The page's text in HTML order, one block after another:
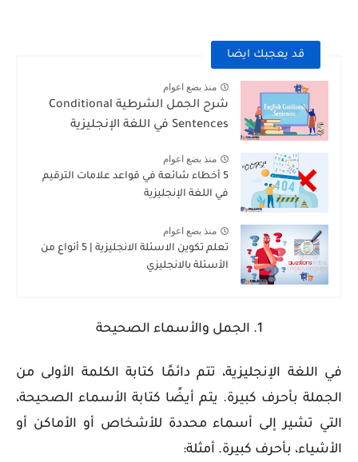
قد يعجبك ايضا
منذ بضع اعوام
شرح الجمل الشرطية Conditional
Sentences في اللغة الإنجليزية
منذ بضع اعوام
5 أخطاء شائعة في قواعد علامات الترقيم
في اللغة الإنجليزية
منذ بضع اعوام
تعلم تكوين الاسئلة الانجليزية | 5 أنواع من
الأسئلة بالانجليزي
1. الجمل والأسماء الصحيحة
في اللغة الإنجليزية، تتم دائمًا كتابة الكلمة الأولى من
الجملة بأحرف كبيرة. يتم أيضًا كتابة الأسماء الصحيحة،
التي تشير إلى أسماء محددة للأشخاص أو الأماكن أو
الأشياء، بأحرف كبيرة. أمثلة: